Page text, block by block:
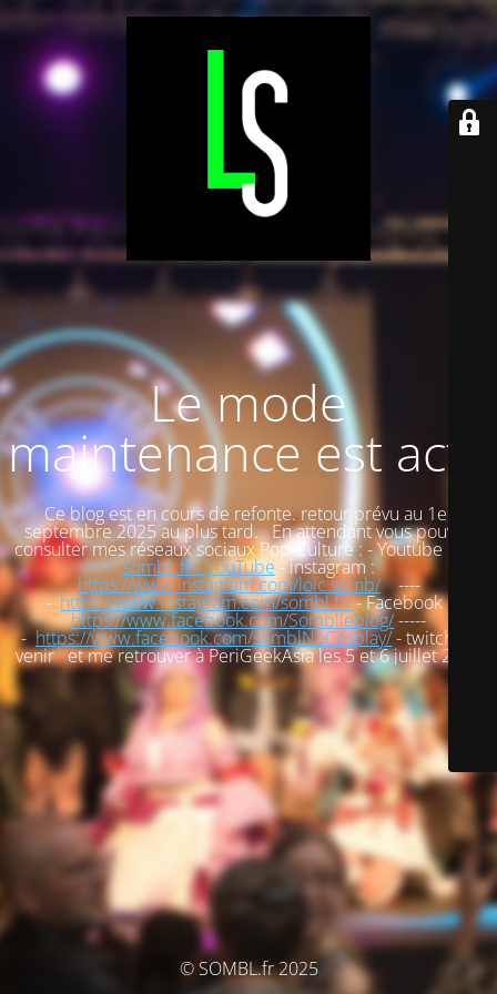
Le mode
maintenance est actif
Ce blog est en cours de refonte. retour prévu au 1er
septembre 2025 au plus tard. En attendant vous pouvez
consulter mes réseaux sociaux Pop-Culture : - Youtube :
sombl_fr - YouTube - instagram :
https://www.instagram.com/loic.somb/----
-https://www.instagram.com/sombl.fr/- Facebook :
https://www.facebook.com/Somblleblog/-----
-https://www.facebook.com/somblNoCosplay/- twitch : à
venir et me retrouver à PeriGeekAsia les 5 et 6 juillet 2025
© SOMBL.fr 2025